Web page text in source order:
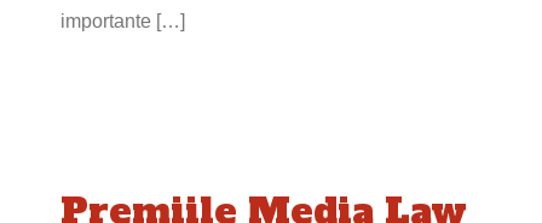
importante […]
Premiile Media Law